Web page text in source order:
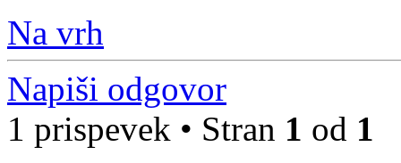
Na vrh
Napiši odgovor
1 prispevek • Stran 1 od 1